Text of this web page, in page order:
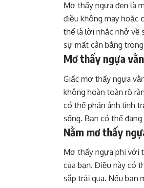
Mơ thấy ngựa đen là
điều không may hoặc
thể là lời nhắc nhở về
sự mất cân bằng
Mơ thấy ngựa vằn
Giấc mơ thấy ngựa
không hoàn toàn rõ
có thể phản ánh tình
sống. Bạn có thể
Nằm mơ thấy
Mơ thấy ngựa phi với
của bạn. Điều này có
sắp trải qua. Nếu bạn